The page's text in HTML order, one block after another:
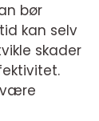
bør
kan selv
skader